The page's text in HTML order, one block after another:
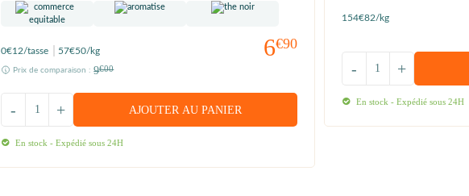
6€90
0€12/tasse 57€50/kg
Prix de comparaison :9€00
+
- AJOUTER AU PANIER
En stock - Expédié sous 24H
154€82/kg
+
-
En stock - Expédié sous 24H